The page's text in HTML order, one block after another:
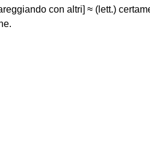
con altri] ≈ (lett.)